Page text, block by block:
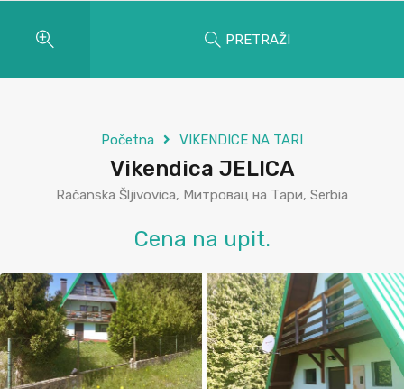
PRETRAŽI
Početna VIKENDICE NA TARI
Vikendica JELICA
Račanska Šljivovica, Митровац на Тари, Serbia
Cena na upit.